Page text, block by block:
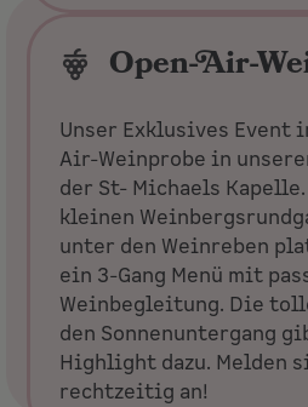
Open-Air-
Unser Exklusives Event
Air-Weinprobe in
der St- Michaels
kleinen
unter den Weinreben
ein 3-Gang Menü mit
Weinbegleitung. Die
den Sonnenuntergang
Highlight dazu. Melden
rechtzeitig an!